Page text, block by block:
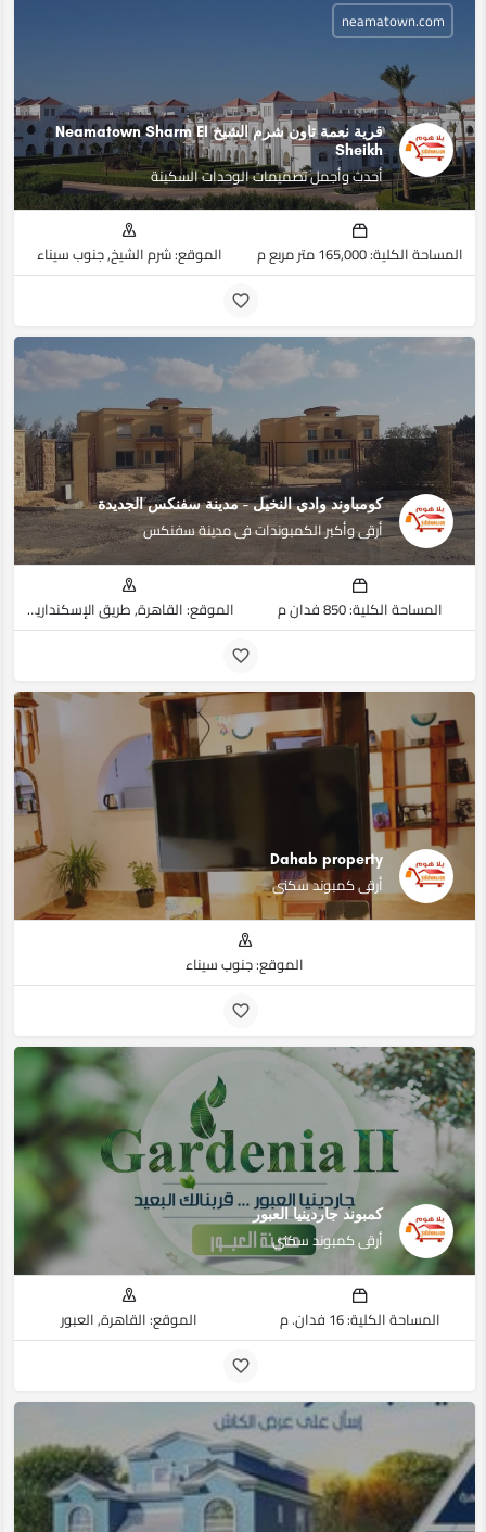
قرية نعمة تاون شرم الشيخ Neamatown Sharm El
Sheikh
أحدث وأجمل تصميمات الوحدات السكينة
neamatown.com
المساحة الكلية: 165,000 متر مربع م الموقع: شرم الشيخ, جنوب سيناء
كومباوند وادي النخيل - مدينة سفنكس الجديدة
أرقى وأكبر الكمبوندات فى مدينة سفنكس
المساحة الكلية: 850 فدان م الموقع: القاهرة, طريق الإسكندارية الصحراوي
Dahab property
أرقى كمبوند سكنى
الموقع: جنوب سيناء
كمبوند جاردينيا العبور
أرقى كمبوند سكنى
المساحة الكلية: 16 فدان. م الموقع: القاهرة, العبور